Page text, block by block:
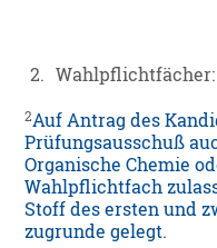
2. Wahlpflichtfächer:
2Auf Antrag des
Prüfungsausschuß
Organische Chemie
Wahlpflichtfach
Stoff des ersten und
zugrunde gelegt.